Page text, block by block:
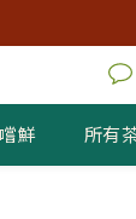
鮮 所有